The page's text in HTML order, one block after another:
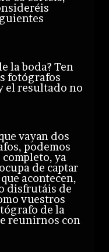
la boda? Ten
fotógrafos
el resultado no
vayan dos
podemos
ya
de captar
acontecen,
disfrutáis de
vuestros
de la
reunirnos con